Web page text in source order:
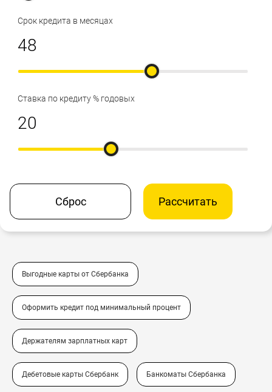
Срок кредита в месяцах
Ставка по кредиту % годовых
Сброс Рассчитать
Выгодные карты от Сбербанка
Оформить кредит под минимальный процент
Держателям зарплатных карт
Дебетовые карты Сбербанк Банкоматы Сбербанка